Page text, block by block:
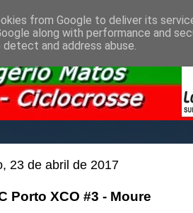
23 de abril de 2017
Porto XCO #3 - Moure
from Google to deliver its
along with performance and
and address abuse.